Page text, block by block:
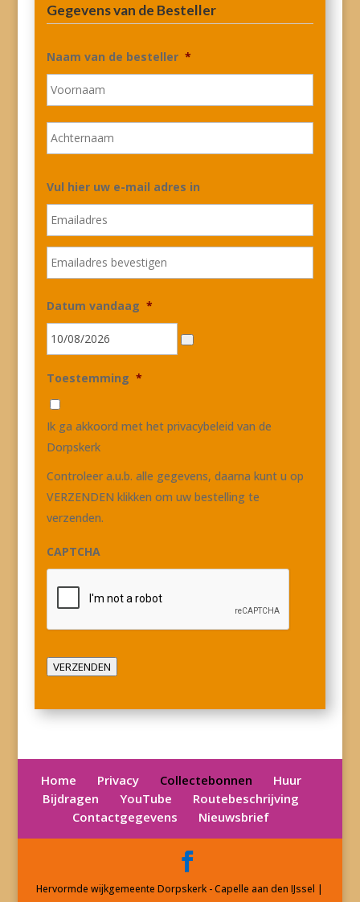
Gegevens van de Besteller
Naam van de besteller *
Vul hier uw e-mail adres in
Datum vandaag *
Toestemming *
Ik ga akkoord met het privacybeleid van de
Dorpskerk
Controleer a.u.b. alle gegevens, daarna kunt u op
VERZENDEN klikken om uw bestelling te
verzenden.
CAPTCHA
VERZENDEN
Home Privacy Collectebonnen
Huur
Bijdragen
YouTube
Routebeschrijving
Contactgegevens
Nieuwsbrief
Hervormde wijkgemeente Dorpskerk - Capelle aan den IJssel |